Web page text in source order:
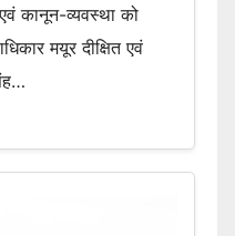
कानून-व्यवस्था को
मयूर दीक्षित एवं